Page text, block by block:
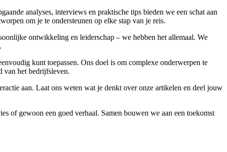
analyses, interviews en praktische tips bieden we een schat aan
om je te ondersteunen op elke stap van je reis.
ontwikkeling en leiderschap – we hebben het allemaal. We
kunt toepassen. Ons doel is om complexe onderwerpen te
van het bedrijfsleven.
aan. Laat ons weten wat je denkt over onze artikelen en deel jouw
of gewoon een goed verhaal. Samen bouwen we aan een toekomst